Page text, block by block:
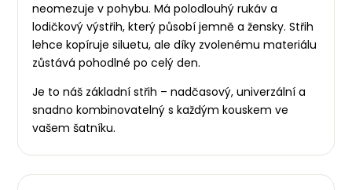
neomezuje v pohybu. Má polodlouhý rukáv a
lodičkový výstřih, který působí jemně a žensky. Střih
lehce kopíruje siluetu, ale díky zvolenému materiálu
zůstává pohodlné po celý den.
Je to náš základní střih – nadčasový, univerzální a
snadno kombinovatelný s každým kouskem ve
vašem šatníku.